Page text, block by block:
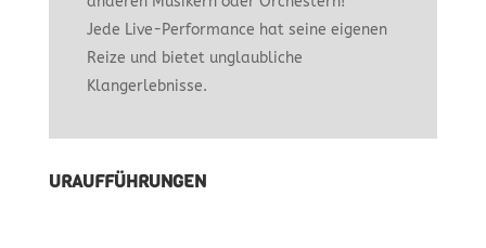
Jede Live-Performance hat seine eigenen
Reize und bietet unglaubliche
Klangerlebnisse.
URAUFFÜHRUNGEN